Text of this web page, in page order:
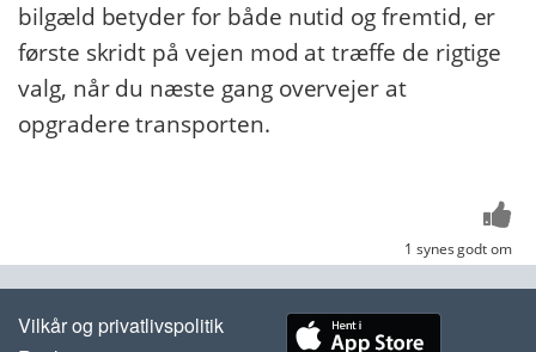
bilgæld betyder for både nutid og fremtid, er
første skridt på vejen mod at træffe de rigtige
valg, når du næste gang overvejer at
opgradere transporten.
1 synes godt om
Vilkår og privatlivspolitik